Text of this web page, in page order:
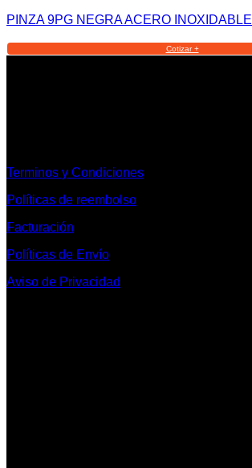
PINZA 9PG NEGRA ACERO INOXIDABLE
Cotizar +
Terminos y Condiciones
Políticas de reembolso
Facturación
Políticas de Envío
Aviso de Privacidad